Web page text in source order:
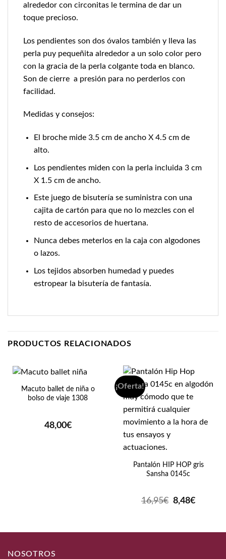
alrededor con circonitas le termina de dar un
toque precioso.
Los pendientes son dos óvalos también y lleva las
perla puy pequeñita alrededor a un solo color pero
con la gracia de la perla colgante toda en blanco.
Son de cierre a presión para no perderlos con
facilidad.
Medidas y consejos:
El broche mide 3.5 cm de ancho X 4.5 cm de
alto.
Los pendientes miden con la perla incluida 3 cm
X 1.5 cm de ancho.
Este juego de bisutería se suministra con una
cajita de cartón para que no lo mezcles con el
resto de accesorios de huertana.
Nunca debes meterlos en la caja con algodones
o lazos.
Los tejidos absorben humedad y puedes
estropear la bisutería de fantasía.
PRODUCTOS RELACIONADOS
Macuto ballet de niña o
bolso de viaje 1308
48,00€
¡Oferta!
Pantalón HIP HOP gris
Sansha 0145c
16,95€ El
8,48€El
NOSOTROS